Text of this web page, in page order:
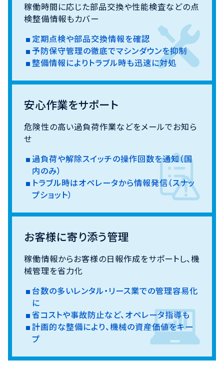
稼働時間に応じた部品交換や性能検査などの点
検整備情報もカバー
定期点検や部品交換情報を確認
予防保守管理の徹底でマシンダウンを抑制
整備情報によりトラブル時も迅速に対処
安心作業をサポート
危険性の高い過負荷作業などをメールでお知ら
せ
過負荷や解除スイッチの操作回数を通知（国
内のみ）
トラブル時はオペレータから情報発信（スナッ
プショット）
お客様に寄り添う管理
稼働情報からお客様の日報作成をサポートし、機
械管理を省力化
台数の多いレンタル・リース業での管理容易化
に
省コストや事故防止など、オペレータ指導も
計画的な整備により、機械の資産価値をキー
プ